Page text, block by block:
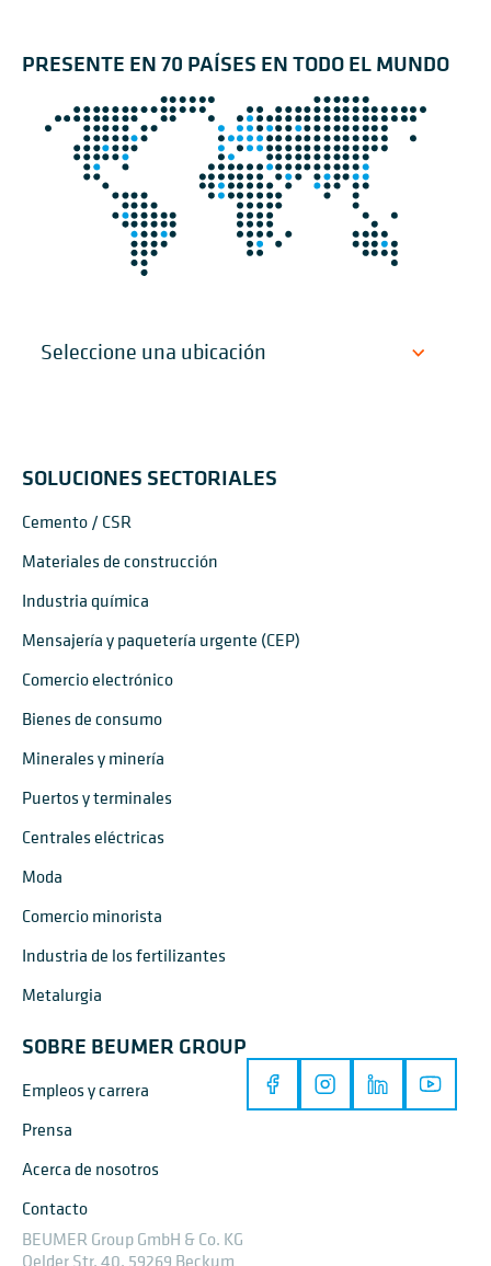
PRESENTE EN 70 PAÍSES EN TODO EL MUNDO
SOLUCIONES SECTORIALES
Cemento / CSR
Materiales de construcción
Industria química
Mensajería y paquetería urgente (CEP)
Comercio electrónico
Bienes de consumo
Minerales y minería
Puertos y terminales
Centrales eléctricas
Moda
Comercio minorista
Industria de los fertilizantes
Metalurgia
SOBRE BEUMER GROUP
Empleos y carrera
Prensa
Acerca de nosotros
Contacto
BEUMER Group GmbH & Co. KG
Oelder Str. 40, 59269 Beckum